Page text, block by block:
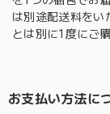
は別途配送料を
とは別に1度にご
お支払い方法に